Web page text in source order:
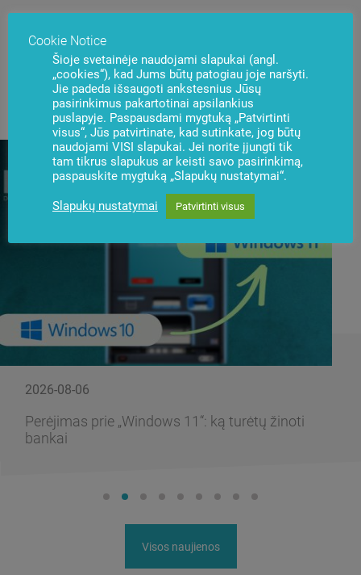
Naujienos
2026-08-06
Perėjimas prie „Windows 11“: ką turėtų žinoti
bankai
Visos naujienos
Cookie Notice
Šioje svetainėje naudojami slapukai (angl.
„cookies“), kad Jums būtų patogiau joje naršyti.
Jie padeda išsaugoti ankstesnius Jūsų
pasirinkimus pakartotinai apsilankius
puslapyje. Paspausdami mygtuką „Patvirtinti
visus“, Jūs patvirtinate, kad sutinkate, jog būtų
naudojami VISI slapukai. Jei norite įjungti tik
tam tikrus slapukus ar keisti savo pasirinkimą,
paspauskite mygtuką „Slapukų nustatymai“.
Slapukų nustatymai Patvirtinti visus